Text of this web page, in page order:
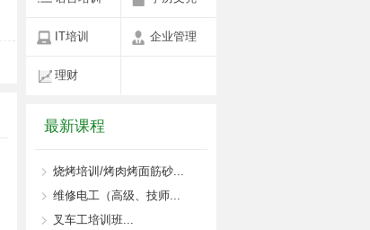
IT培训 企业管理
理财
最新课程
烧烤培训/烤肉烤面筋砂...
维修电工（高级、技师...
叉车工培训班...